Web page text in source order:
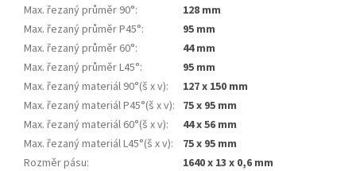
Max. řezaný průměr 90°:
128 mm
Max. řezaný průměr P45°:
95 mm
Max. řezaný průměr 60°:
44 mm
Max. řezaný průměr L45°:
95 mm
Max. řezaný materiál 90°(š x v):
127 x 150 mm
Max. řezaný materiál P45°(š x v): 75 x 95 mm
Max. řezaný materiál 60°(š x v):
44 x 56 mm
Max. řezaný materiál L45°(š x v):
75 x 95 mm
Rozměr pásu:
1640 x 13 x 0,6 mm